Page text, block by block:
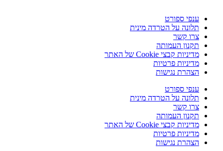
ענפי ספורט
תלונה על הטרדה מינית
צרו קשר
תקנון העמותה
מדיניות קבצי Cookie של האתר
מדיניות פרטיות
הצהרת נגישות
ענפי ספורט
תלונה על הטרדה מינית
צרו קשר
תקנון העמותה
מדיניות קבצי Cookie של האתר
מדיניות פרטיות
הצהרת נגישות